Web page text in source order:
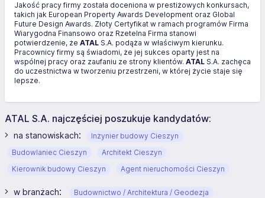
Jakość pracy firmy została doceniona w prestiżowych konkursach,
takich jak European Property Awards Development oraz Global
Future Design Awards. Złoty Certyfikat w ramach programów Firma
Wiarygodna Finansowo oraz Rzetelna Firma stanowi
potwierdzenie, że ATAL S.A. podąża w właściwym kierunku.
Pracownicy firmy są świadomi, że jej sukces oparty jest na
wspólnej pracy oraz zaufaniu ze strony klientów. ATAL S.A. zachęca
do uczestnictwa w tworzeniu przestrzeni, w której życie staje się
lepsze.
ATAL S.A. najczęściej poszukuje kandydatów:
na stanowiskach:
Inżynier budowy Cieszyn
Budowlaniec Cieszyn
Architekt Cieszyn
Kierownik budowy Cieszyn
Agent nieruchomości Cieszyn
w branżach:
Budownictwo / Architektura / Geodezja